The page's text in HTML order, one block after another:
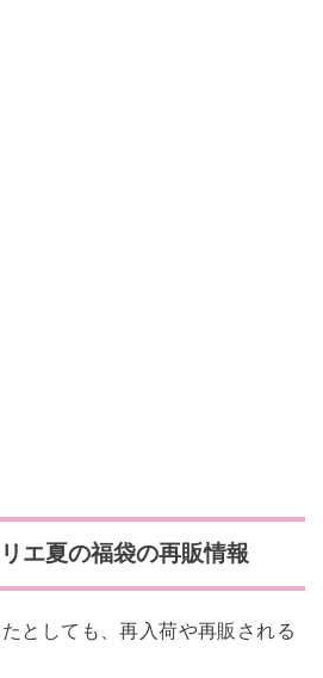
エ夏の福袋の再販情報
としても、再入荷や再販される